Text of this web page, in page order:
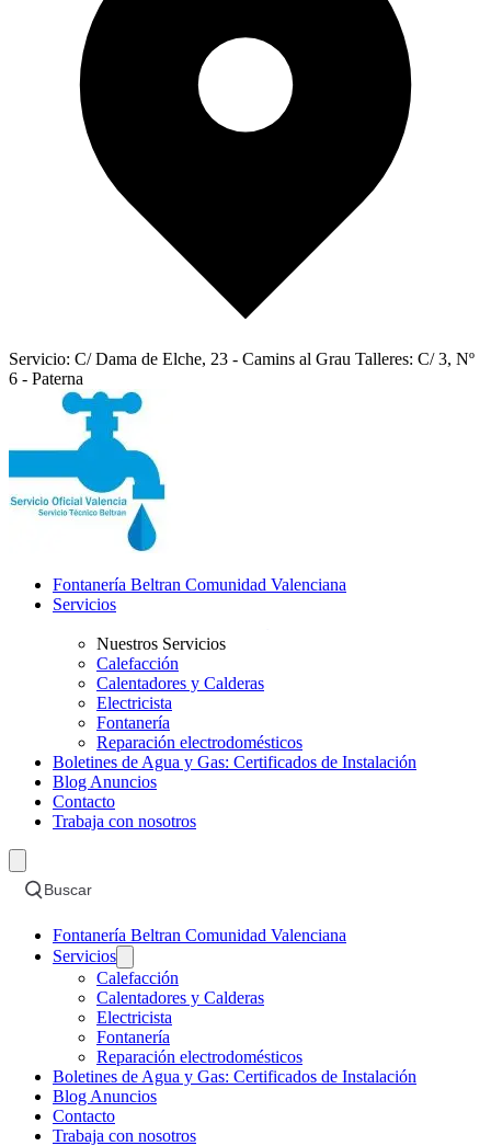
Servicio: C/ Dama de Elche, 23 - Camins al Grau Talleres: C/ 3, Nº
6 - Paterna
Fontanería Beltran Comunidad Valenciana
Servicios
Nuestros Servicios
Calefacción
Calentadores y Calderas
Electricista
Fontanería
Reparación electrodomésticos
Boletines de Agua y Gas: Certificados de Instalación
Blog Anuncios
Contacto
Trabaja con nosotros
Buscar
Fontanería Beltran Comunidad Valenciana
Servicios
Calefacción
Calentadores y Calderas
Electricista
Fontanería
Reparación electrodomésticos
Boletines de Agua y Gas: Certificados de Instalación
Blog Anuncios
Contacto
Trabaja con nosotros